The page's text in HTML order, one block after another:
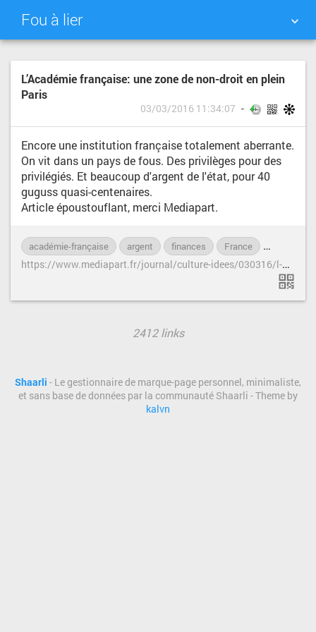
Fou à lier
NUAGE DE TAGS MUR D'IMAGES
RECHERCHER
L’Académie française: une zone de non-droit en plein
Paris
03/03/2016 11:34:07
Encore une institution française totalement aberrante.
On vit dans un pays de fous. Des privilèges pour des
privilégiés. Et beaucoup d'argent de l'état, pour 40
guguss quasi-centenaires.
Article époustouflant, merci Mediapart.
académie-française argent finances France
h
ttps://www.mediapart.fr/journal/culture-idees/030316/l-academie-francaise-une-zone-de-non-droit-en-plein-paris
2412 links
Shaarli - Le gestionnaire de marque-page personnel, minimaliste,
et sans base de données par la communauté Shaarli - Theme by
kalvn